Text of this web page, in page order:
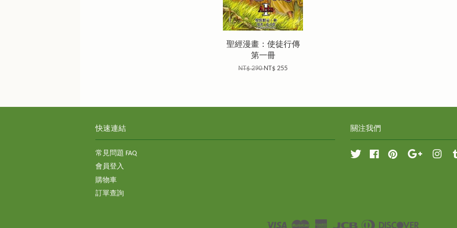
聖經漫畫：使徒行傳
第一冊
NT$ 290NT$ 255
快速連結
常見問題 FAQ
會員登入
購物車
訂單查詢
關注我們
Twitter FacebookPinterest Google
Visa Master American JCB Diners